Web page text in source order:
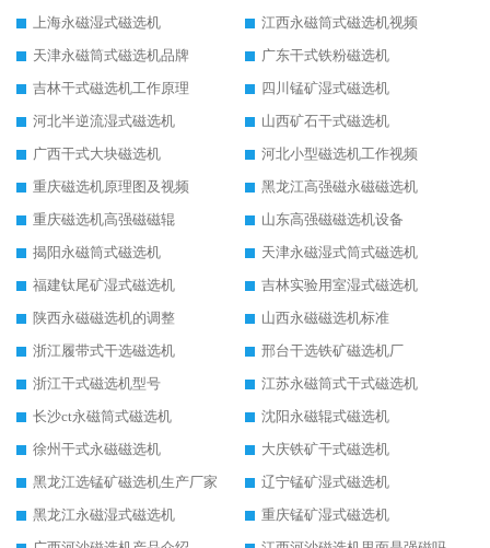
上海永磁湿式磁选机
江西永磁筒式磁选机视频
天津永磁筒式磁选机品牌
广东干式铁粉磁选机
吉林干式磁选机工作原理
四川锰矿湿式磁选机
河北半逆流湿式磁选机
山西矿石干式磁选机
广西干式大块磁选机
河北小型磁选机工作视频
重庆磁选机原理图及视频
黑龙江高强磁永磁磁选机
重庆磁选机高强磁磁辊
山东高强磁磁选机设备
揭阳永磁筒式磁选机
天津永磁湿式筒式磁选机
福建钛尾矿湿式磁选机
吉林实验用室湿式磁选机
陕西永磁磁选机的调整
山西永磁磁选机标准
浙江履带式干选磁选机
邢台干选铁矿磁选机厂
浙江干式磁选机型号
江苏永磁筒式干式磁选机
长沙ct永磁筒式磁选机
沈阳永磁辊式磁选机
徐州干式永磁磁选机
大庆铁矿干式磁选机
黑龙江选锰矿磁选机生产厂家
辽宁锰矿湿式磁选机
黑龙江永磁湿式磁选机
重庆锰矿湿式磁选机